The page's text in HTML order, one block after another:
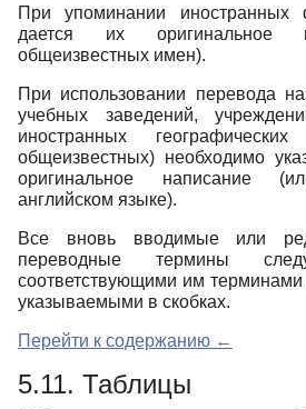
При упоминании иностранных
дается их оригинальное
общеизвестных имен).
При использовании перевода
учебных заведений,
иностранных
общеизвестных) необходимо
оригинальное написание
английском языке).
Все вновь вводимые или
переводные термины
соответствующими им
указываемыми в скобках.
Перейти к содержанию ←
5.11. Таблицы